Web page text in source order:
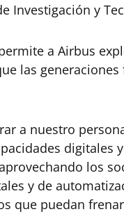
Investigación y
a Airbus
las
a nuestro
digitales
los
y de
que puedan